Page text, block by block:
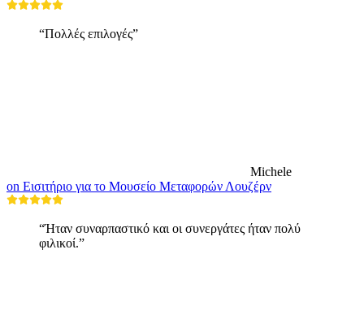
“Πολλές επιλογές”
Michele
on Εισιτήριο για το Μουσείο Μεταφορών Λουζέρν
“Ήταν συναρπαστικό και οι συνεργάτες ήταν πολύ
φιλικοί.”